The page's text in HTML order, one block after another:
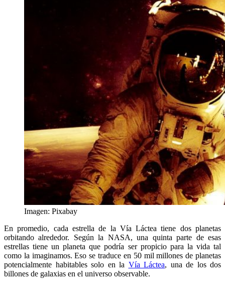
Imagen: Pixabay
En promedio, cada estrella de la Vía Láctea tiene dos planetas
orbitando alrededor. Según la NASA, una quinta parte de esas
estrellas tiene un planeta que podría ser propicio para la vida tal
como la imaginamos. Eso se traduce en 50 mil millones de planetas
potencialmente habitables solo en la Vía Láctea, una de los dos
billones de galaxias en el universo observable.